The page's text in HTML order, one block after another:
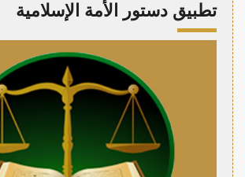
تطبيق دستور الأمة الإسلامية